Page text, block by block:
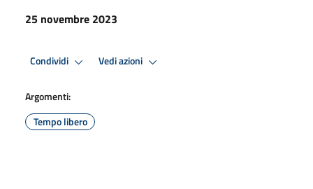
25 novembre 2023
Condividi Vedi azioni
Argomenti:
Tempo libero